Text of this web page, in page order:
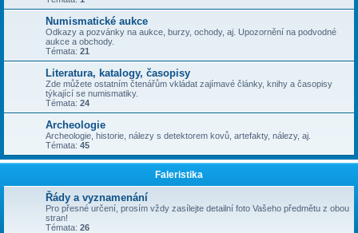
Numismatické aukce
Odkazy a pozvánky na aukce, burzy, ochody, aj. Upozornění na podvodné
aukce a obchody.
Témata: 21
Literatura, katalogy, časopisy
Zde můžete ostatním čtenářům vkládat zajímavé články, knihy a časopisy
týkající se numismatiky.
Témata: 24
Archeologie
Archeologie, historie, nálezy s detektorem kovů, artefakty, nálezy, aj.
Témata: 45
Faleristika
Řády a vyznamenání
Pro přesné určení, prosím vždy zasílejte detailní foto Vašeho předmětu z obou
stran!
Témata: 26